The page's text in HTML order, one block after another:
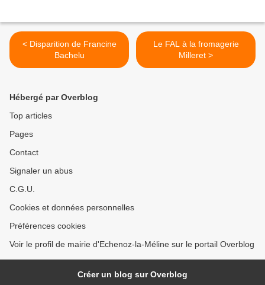
< Disparition de Francine
Bachelu
Le FAL à la fromagerie
Milleret >
Hébergé par Overblog
Top articles
Pages
Contact
Signaler un abus
C.G.U.
Cookies et données personnelles
Préférences cookies
Voir le profil de mairie d'Echenoz-la-Méline sur le portail Overblog
Créer un blog sur Overblog